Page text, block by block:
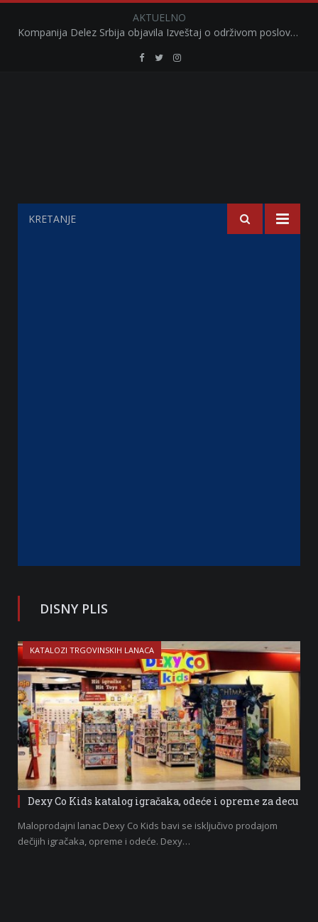
AKTUELNO
Kompanija Delez Srbija objavila Izveštaj o održivom poslovanju za 2025. godinu Briga o zajednici kroz program „Hrana za sve“ i edukaciju učenika
RetailRetailRetail
KRETANJE
DISNY PLIS
KATALOZI TRGOVINSKIH LANACA
Dexy Co Kids katalog igračaka, odeće i opreme za decu
Maloprodajni lanac Dexy Co Kids bavi se isključivo prodajom
dečijih igračaka, opreme i odeće. Dexy…